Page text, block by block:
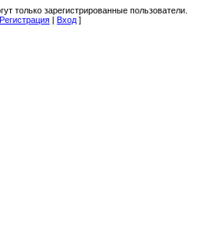
только зарегистрированные пользователи.
Регистрация |Вход ]